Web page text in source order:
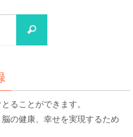
検
索
ることができます。
の健康、幸せを実現するため